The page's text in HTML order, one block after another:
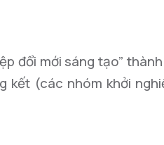
đổi mới sáng tạo”
kết (các nhóm khởi